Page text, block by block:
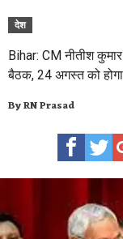
देश
Bihar: CM नीतीश
बैठक, 24 अगस्त को
ByRN Prasad